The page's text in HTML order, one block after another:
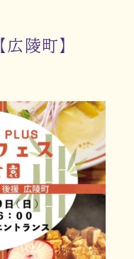
陵町】